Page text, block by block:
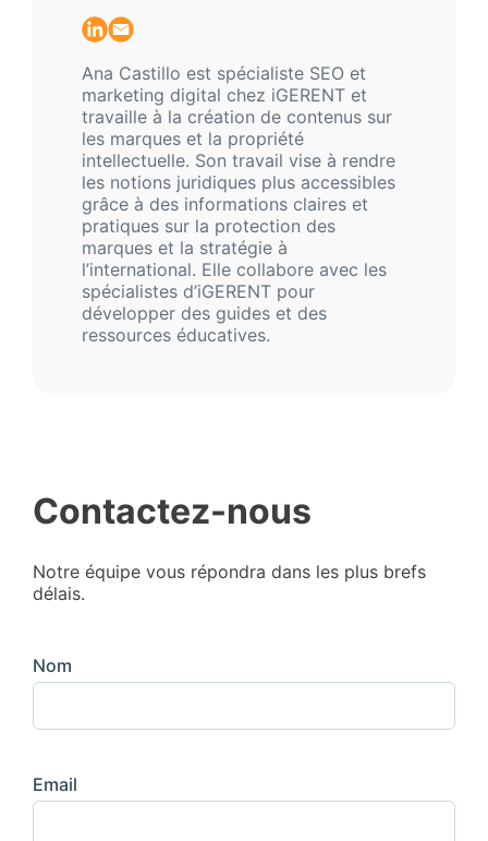
Ana Castillo est spécialiste SEO et
marketing digital chez iGERENT et
travaille à la création de contenus sur
les marques et la propriété
intellectuelle. Son travail vise à rendre
les notions juridiques plus accessibles
grâce à des informations claires et
pratiques sur la protection des
marques et la stratégie à
l’international. Elle collabore avec les
spécialistes d’iGERENT pour
développer des guides et des
ressources éducatives.
Contactez-nous
Notre équipe vous répondra dans les plus brefs
délais.
Nom
Email